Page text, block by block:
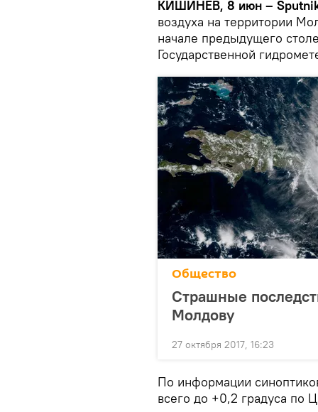
КИШИНЕВ, 8 июн –
воздуха на территории
начале предыдущего
Государственной
Общество
Страшные
Молдову
27 октября 2017, 16:23
По информации
всего до +0,2 градуса по